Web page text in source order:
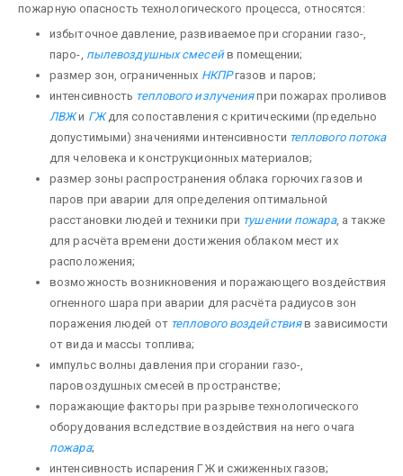
пожарную опасность технологического процесса, относятся:
избыточное давление, развиваемое при сгорании газо-,
паро-, пылевоздушных смесейв помещении;
размер зон, ограниченных НКПРгазов и паров;
интенсивность теплового излученияпри пожарах проливов
ЛВЖи ГЖдля сопоставления с критическими (предельно
допустимыми) значениями интенсивности теплового потока
для человека и конструкционных материалов;
размер зоны распространения облака горючих газов и
паров при аварии для определения оптимальной
расстановки людей и техники при тушении пожара, а также
для расчёта времени достижения облаком мест их
расположения;
возможность возникновения и поражающего воздействия
огненного шара при аварии для расчёта радиусов зон
поражения людей от теплового воздействияв зависимости
от вида и массы топлива;
импульс волны давления при сгорании газо-,
паровоздушных смесей в пространстве;
поражающие факторы при разрыве технологического
оборудования вследствие воздействия на него очага
пожара;
интенсивность испарения ГЖ и сжиженных газов;